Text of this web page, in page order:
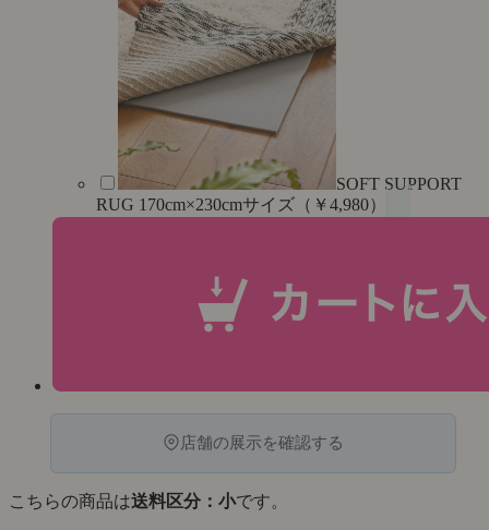
SOFT SUPPORT
RUG 170cm×230cmサイズ（￥4,980）
店舗の展示を確認する
こちらの商品は送料区分：小です。